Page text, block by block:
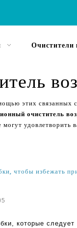
Очистители
этих связанных
очиститель
могут удовлетворить
которые следует